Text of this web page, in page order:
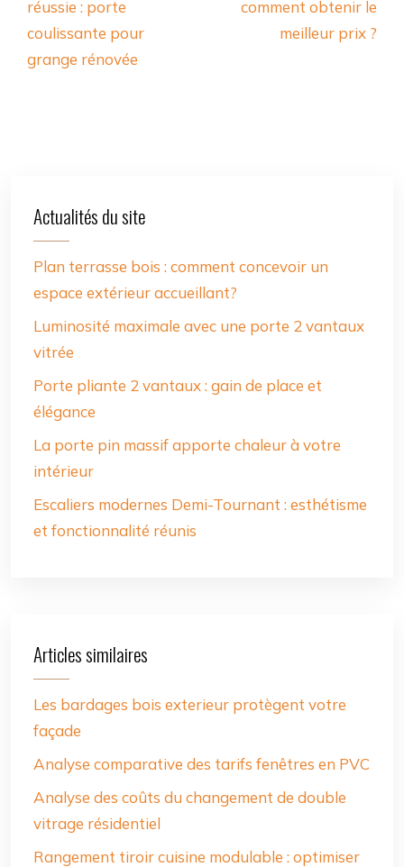
réussie : porte
coulissante pour
grange rénovée
comment obtenir le
meilleur prix ?
Actualités du site
Plan terrasse bois : comment concevoir un
espace extérieur accueillant?
Luminosité maximale avec une porte 2 vantaux
vitrée
Porte pliante 2 vantaux : gain de place et
élégance
La porte pin massif apporte chaleur à votre
intérieur
Escaliers modernes Demi-Tournant : esthétisme
et fonctionnalité réunis
Articles similaires
Les bardages bois exterieur protègent votre
façade
Analyse comparative des tarifs fenêtres en PVC
Analyse des coûts du changement de double
vitrage résidentiel
Rangement tiroir cuisine modulable : optimiser